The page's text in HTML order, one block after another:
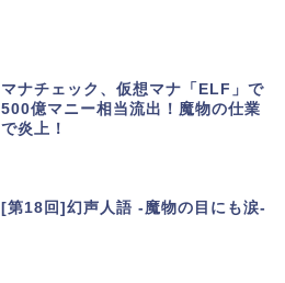
マナチェック、仮想マナ「ELF」で
500億マニー相当流出！魔物の仕業
で炎上！
[第18回]幻声人語 -魔物の目にも涙-